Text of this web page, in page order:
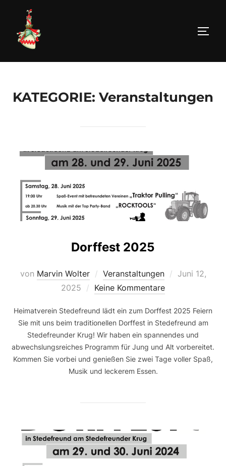
springen
KATEGORIE: Veranstaltungen
Dorffest 2025
von Marvin Wolter Veranstaltungen
Juni 12,
2025
Keine Kommentare
Heimatverein Stedefreund lädt ein zum Dorffest 2025 Feiern
Sie mit uns beim traditionellen Dorffest in Stedefreund am
Stedefreunder Krug! Wir haben ein spannendes und
abwechslungsreiches Programm für Jung und Alt vorbereitet.
Kommen Sie vorbei und genießen Sie zwei Tage voller Spaß,
Musik und leckerem Essen.